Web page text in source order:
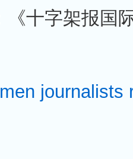
《十字架报国
journalists